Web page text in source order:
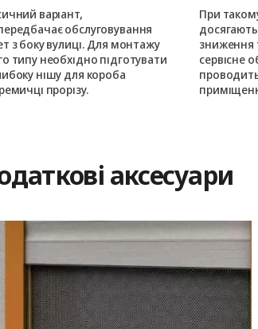
варіант,
обслуговування
з боку вулиці. Для монтажу
типу необхідно підготувати
нішу для короба
прорізу.
При
зниження
сервісне
аксесуари